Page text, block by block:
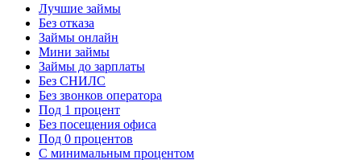
Лучшие займы
Без отказа
Займы онлайн
Мини займы
Займы до зарплаты
Без СНИЛС
Без звонков оператора
Под 1 процент
Без посещения офиса
Под 0 процентов
С минимальным процентом